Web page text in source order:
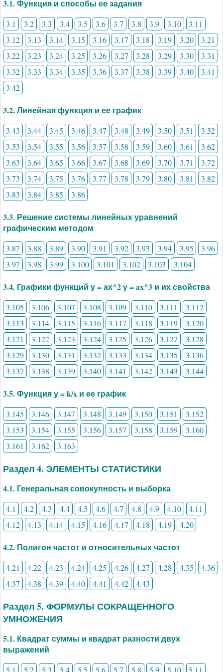
3.1. Функция и способы ее задания
3.1 3.2 3.3 3.4 3.5 3.6 3.7 3.8 3.9 3.10
3.11
3.12
3.13 3.14 3.15 3.16 3.17 3.18 3.19 3.20
3.21
3.22
3.23 3.24 3.25 3.26 3.27 3.28 3.29 3.30
3.31
3.32
3.33 3.34 3.35 3.36 3.37 3.38 3.39 3.40
3.41
3.42
3.2. Линейная функция и ее график
3.43 3.44 3.45 3.46 3.47 3.48 3.49 3.50 3.51
3.52
3.53
3.54 3.55 3.56 3.57 3.58 3.59 3.60 3.61
3.62
3.63
3.64 3.65 3.66 3.67 3.68 3.69 3.70 3.71
3.72
3.73
3.74 3.75 3.76 3.77 3.78 3.79 3.80 3.81
3.82
3.83
3.84 3.85 3.86
3.3. Решение системы линейных уравнений
графическим методом
3.87 3.88 3.89 3.90 3.91 3.92 3.93 3.94 3.95
3.96
3.97
3.98 3.99 3.100 3.101 3.102 3.103 3.104
3.4. Графики функций у = ах^2 у = ax^3 и их свойства
3.105 3.106 3.107 3.108 3.109 3.110 3.111
3.112
3.113
3.114 3.115 3.116 3.117 3.118 3.119
3.120
3.121
3.122 3.123 3.124 3.125 3.126 3.127
3.128
3.129
3.130 3.131 3.132 3.133 3.134 3.135
3.136
3.137
3.138 3.139 3.140 3.141 3.142 3.143 3.144
3.5. Функция у = k/x и ее график
3.145 3.146 3.147 3.148 3.149 3.150 3.151
3.152
3.153
3.154 3.155 3.156 3.157 3.158 3.159
3.160
3.161
3.162 3.163
Раздел 4. ЭЛЕМЕНТЫ СТАТИСТИКИ
4.1. Генеральная совокупность и выборка
4.1 4.2 4.3 4.4 4.5 4.6 4.7 4.8 4.9 4.10
4.11
4.12
4.13 4.14 4.15 4.16 4.17 4.18 4.19 4.20
4.2. Полигон частот и относительных частот
4.21 4.22 4.23 4.24 4.25 4.26 4.27 4.28 4.35
4.36
4.37
4.38 4.39 4.40 4.41 4.42 4.43
Раздел 5. ФОРМУЛЫ СОКРАЩЕННОГО
УМНОЖЕНИЯ
5.1. Квадрат суммы и квадрат разности двух
выражений